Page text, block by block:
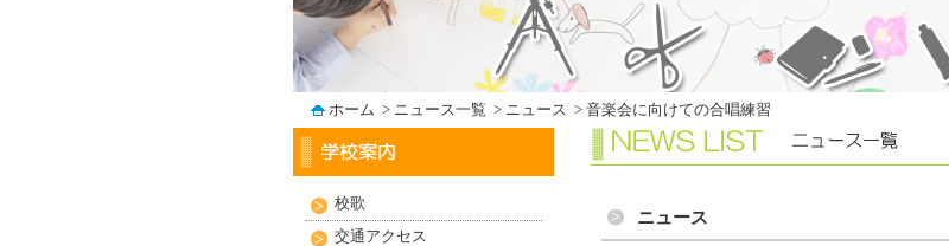
ホーム > ニュース一覧 > ニュース > 音楽会に向けての合唱練習
ニュース
校歌
交通アクセス